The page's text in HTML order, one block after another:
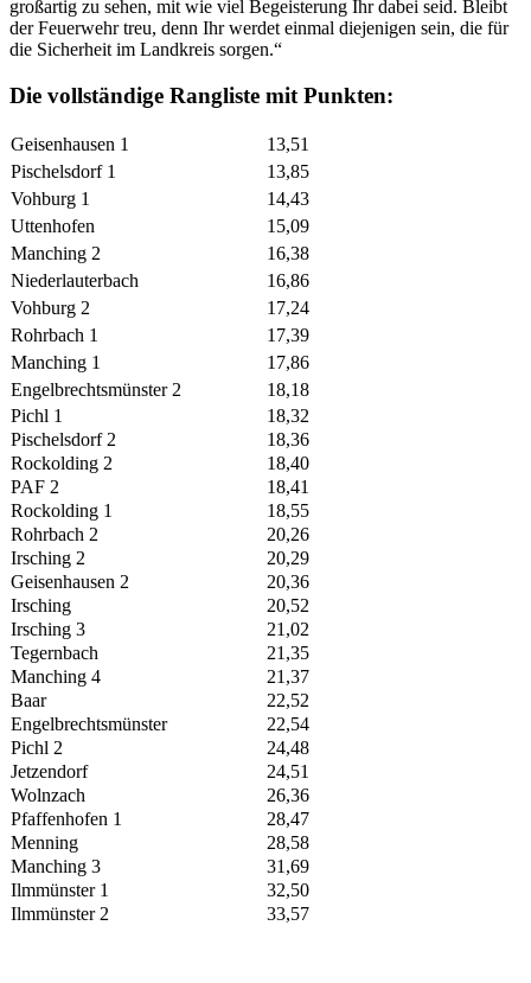
großartig zu sehen, mit wie viel Begeisterung Ihr dabei seid. Bleibt
der Feuerwehr treu, denn Ihr werdet einmal diejenigen sein, die für
die Sicherheit im Landkreis sorgen.“
Die vollständige Rangliste mit Punkten:
Geisenhausen 1
13,51
Pischelsdorf 1
13,85
Vohburg 1
14,43
Uttenhofen
15,09
Manching 2
16,38
Niederlauterbach
16,86
Vohburg 2
17,24
Rohrbach 1
17,39
Manching 1
17,86
Engelbrechtsmünster 2
18,18
Pichl 1
18,32
Pischelsdorf 2
18,36
Rockolding 2
18,40
PAF 2
18,41
Rockolding 1
18,55
Rohrbach 2
20,26
Irsching 2
20,29
Geisenhausen 2
20,36
Irsching
20,52
Irsching 3
21,02
Tegernbach
21,35
Manching 4
21,37
Baar
22,52
Engelbrechtsmünster
22,54
Pichl 2
24,48
Jetzendorf
24,51
Wolnzach
26,36
Pfaffenhofen 1
28,47
Menning
28,58
Manching 3
31,69
Ilmmünster 1
32,50
Ilmmünster 2
33,57